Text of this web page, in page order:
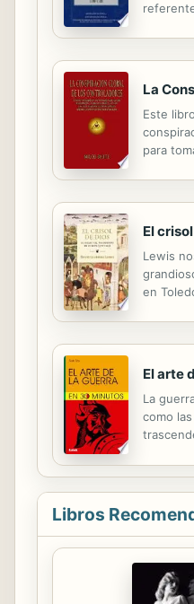
La
Este
para
El
Lewis
en
El arte
La
como
Libros